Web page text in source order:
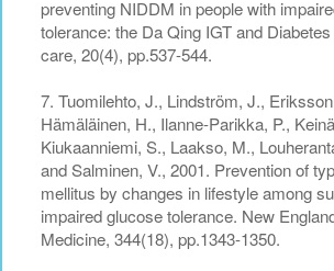
preventing NIDDM in people with
tolerance: the Da Qing IGT and
care, 20(4), pp.537-544.
7. Tuomilehto, J., Lindström, J.,
Hämäläinen, H., Ilanne-Parikka, P.,
Kiukaanniemi, S., Laakso, M.,
and Salminen, V., 2001. Prevention of
mellitus by changes in lifestyle among
impaired glucose tolerance. New
Medicine, 344(18), pp.1343-1350.